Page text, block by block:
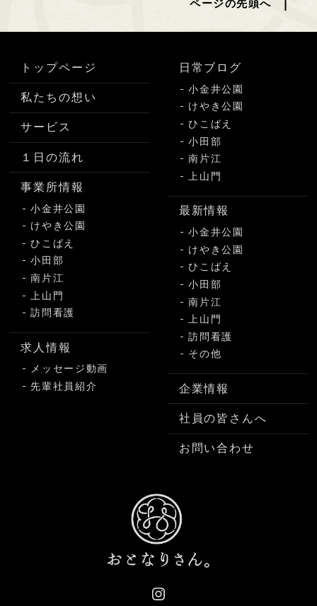
ページの先頭へ
トップページ
私たちの想い
サービス
１日の流れ
事業所情報
小金井公園
けやき公園
ひこばえ
小田部
南片江
上山門
訪問看護
求人情報
メッセージ動画
先輩社員紹介
日常ブログ
小金井公園
けやき公園
ひこばえ
小田部
南片江
上山門
最新情報
小金井公園
けやき公園
ひこばえ
小田部
南片江
上山門
訪問看護
その他
企業情報
社員の皆さんへ
お問い合わせ